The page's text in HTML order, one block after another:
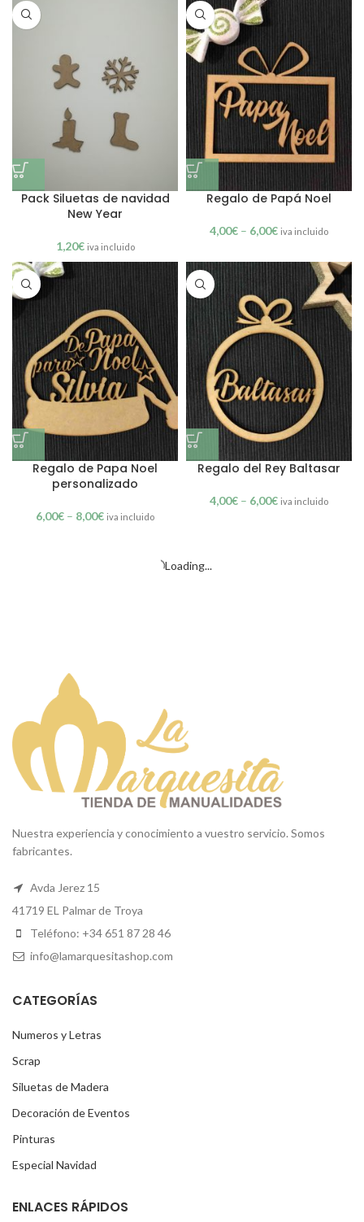
Pack Siluetas de navidad
New Year
1,20€ iva incluido
Regalo de Papá Noel
4,00€ – 6,00€ iva incluido
Regalo de Papa Noel
personalizado
6,00€ – 8,00€ iva incluido
Regalo del Rey Baltasar
4,00€ – 6,00€ iva incluido
Regalo del Rey Baltasar
personalizado
6,00 € –8,00€ iva incluido
4,00€ –6,00€
Regalo del Rey Gaspar